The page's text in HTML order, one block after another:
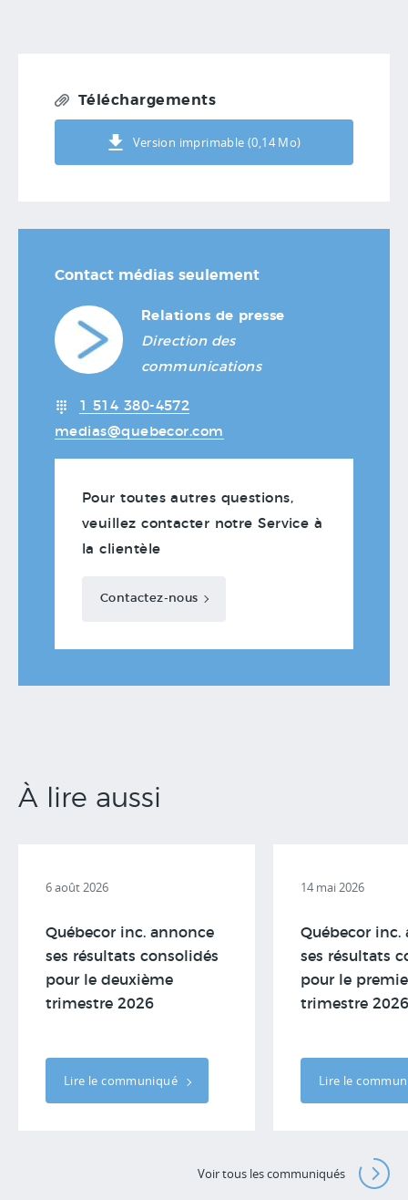
Téléchargements
Version imprimable (0,14 Mo)
Contact médias seulement
Relations de presse
Direction des
communications
1 514 380-4572
medias@quebecor.com
Pour toutes autres questions,
veuillez contacter notre Service à
la clientèle
Contactez-nous
À lire aussi
6 août 2026
Québecor inc. annonce
ses résultats consolidés
pour le deuxième
trimestre 2026
Lire le communiqué
14 mai 2026
Québecor inc.
ses résultats
pour le
trimestre 2026
Lire le
Voir tous les communiqués